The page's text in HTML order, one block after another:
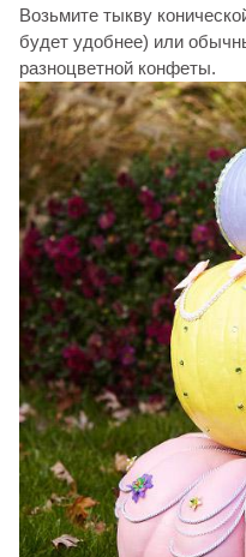
Возьмите тыкву
будет удобнее) или
разноцветной конфеты.